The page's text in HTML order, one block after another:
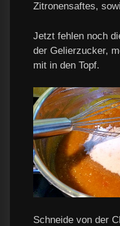
Zitronensaftes,
Jetzt fehlen noch
der Gelierzucker,
mit in den Topf.
Schneide von der